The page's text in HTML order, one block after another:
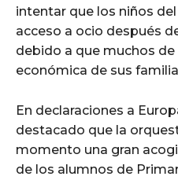
intentar que los niños
acceso a ocio después
debido a que muchos
económica de sus
En declaraciones a
destacado que la
momento una gran
de los alumnos de